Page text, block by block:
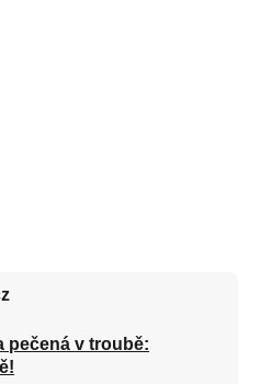
pečená v troubě: